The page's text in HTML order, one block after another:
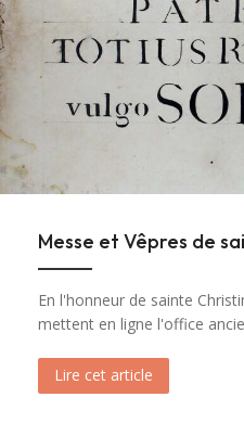
Messe et Vêpres de
En l'honneur de sainte
mettent en ligne l'office
Lire cet article